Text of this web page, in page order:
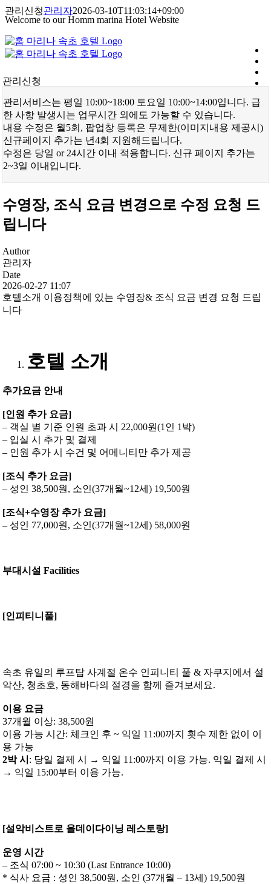
콘
텐
츠
로
건
뛰
기
Welcome to our Homm marina Hotel Website
관리신청관리자2026-03-10T11:03:14+09:00
관리신청
관리서비스는 평일 10:00~18:00 토요일 10:00~14:00입니다. 급
한 사항 발생시는 업무시간 외에도 가능할 수 있습니다.
내용 수정은 월5회, 팝업창 등록은 무제한(이미지내용 제공시)
신규페이지 추가는 년4회 지원해드립니다.
수정은 당일 or 24시간 이내 적용합니다. 신규 페이지 추가는
2~3일 이내입니다.
수영장, 조식 요금 변경으로 수정 요청 드
립니다
Author
관리자
Date
2026-02-27 11:07
호텔소개 이용정책에 있는 수영장& 조식 요금 변경 요청 드립
니다
호텔 소개
추가요금 안내
[인원 추가 요금]
– 객실 별 기준 인원 초과 시 22,000원(1인 1박)
– 입실 시 추가 및 결제
– 인원 추가 시 수건 및 어메니티만 추가 제공
[조식 추가 요금]
– 성인 38,500원, 소인(37개월~12세) 19,500원
[조식+수영장 추가 요금]
– 성인 77,000원, 소인(37개월~12세) 58,000원
부대시설 Facilities
[인피티니풀]
속초 유일의 루프탑 사계절 온수 인피니티 풀 & 자쿠지에서 설
악산, 청초호, 동해바다의 절경을 함께 즐겨보세요.
이용 요금
37개월 이상: 38,500원
이용 가능 시간: 체크인 후 ~ 익일 11:00까지 횟수 제한 없이 이
용 가능
2박 시 : 당일 결제 시 → 익일 11:00까지 이용 가능. 익일 결제 시
→ 익일 15:00부터 이용 가능.
[설악비스트로 올데이다이닝 레스토랑]
운영 시간
– 조식 07:00 ~ 10:30 (Last Entrance 10:00)
* 식사 요금 : 성인 38,500원, 소인 (37개월 – 13세) 19,500원